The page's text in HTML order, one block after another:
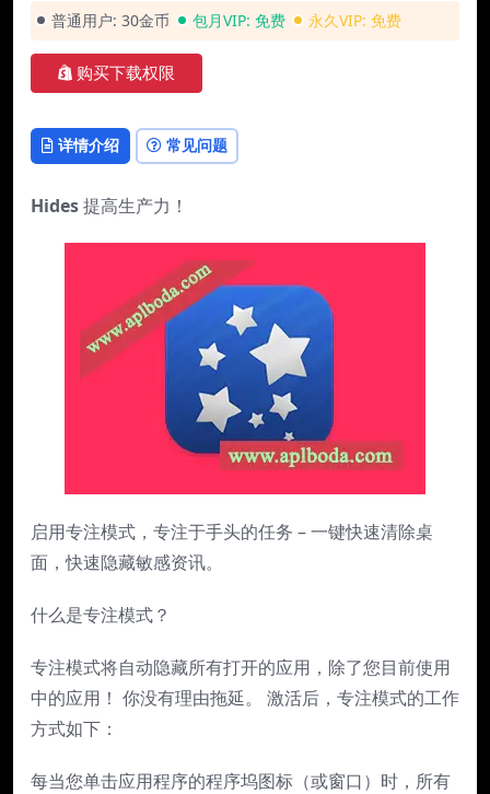
普通用户: 30金币 包月VIP: 免费 永久VIP: 免费
购买下载权限
详情介绍 常见问题
Hides提高生产力！
启用专注模式，专注于手头的任务 – 一键快速清除桌
面，快速隐藏敏感资讯。
什么是专注模式？
专注模式将自动隐藏所有打开的应用，除了您目前使用
中的应用！ 你没有理由拖延。 激活后，专注模式的工作
方式如下：
每当您单击应用程序的程序坞图标（或窗口）时，所有